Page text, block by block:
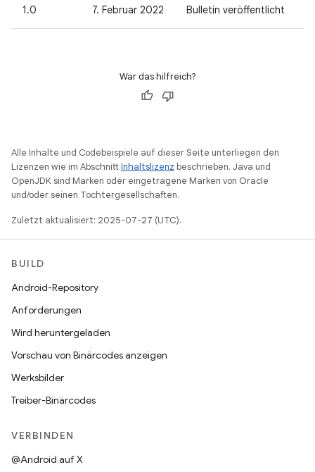
1.0 7. Februar 2022 Bulletin veröffentlicht
War das hilfreich?
Alle Inhalte und Codebeispiele auf dieser Seite unterliegen den
Lizenzen wie im AbschnittInhaltslizenz beschrieben. Java und
OpenJDK sind Marken oder eingetragene Marken von Oracle
und/oder seinen Tochtergesellschaften.
Zuletzt aktualisiert: 2025-07-27 (UTC).
BUILD
Android-Repository
Anforderungen
Wird heruntergeladen
Vorschau von Binärcodes anzeigen
Werksbilder
Treiber-Binärcodes
VERBINDEN
@Android auf X